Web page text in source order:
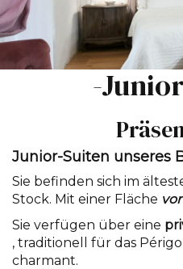
-
Junior-Suiten unseres
Sie befinden sich im
Stock. Mit einer Fläche
Sie verfügen über eine
, traditionell für das
charmant.